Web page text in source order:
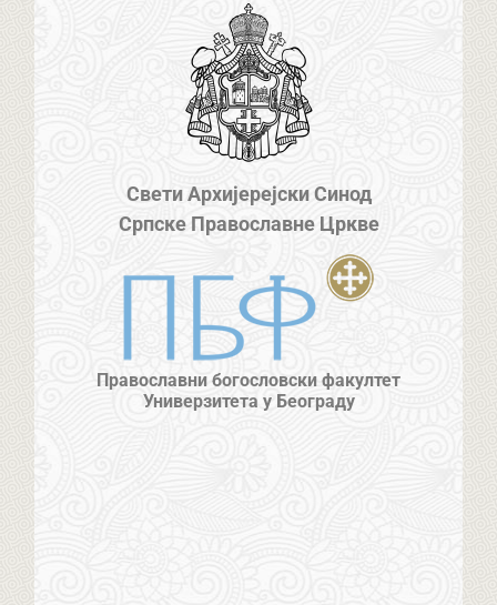
Свети Архијерејски Синод
Српске Православне Цркве
Православни богословски факултет
Универзитета у Београду